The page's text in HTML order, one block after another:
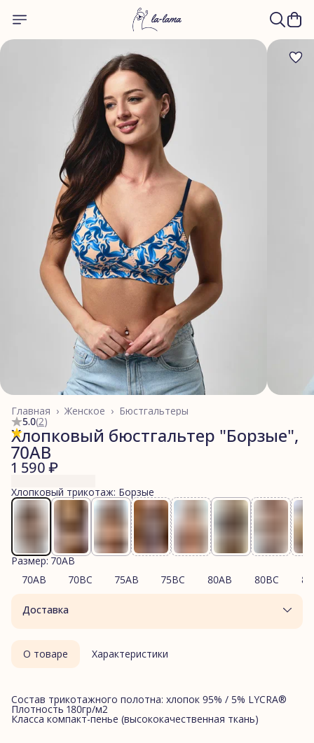
Бюстгальтеры
Женское ›
Главная ›
5.0(2)
Хлопковый бюстгальтер "Борзые",
70AB
1 590 ₽
Хлопковый трикотаж: Борзые
Размер: 70AB
70AB
70BC 75AB 75BC 80AB 80BC
Доставка
О товаре Характеристики
Состав трикотажного полотна: хлопок 95% / 5% LYCRA®
Плотность 180гр/м2
Класса компакт-пенье (высококачественная ткань)